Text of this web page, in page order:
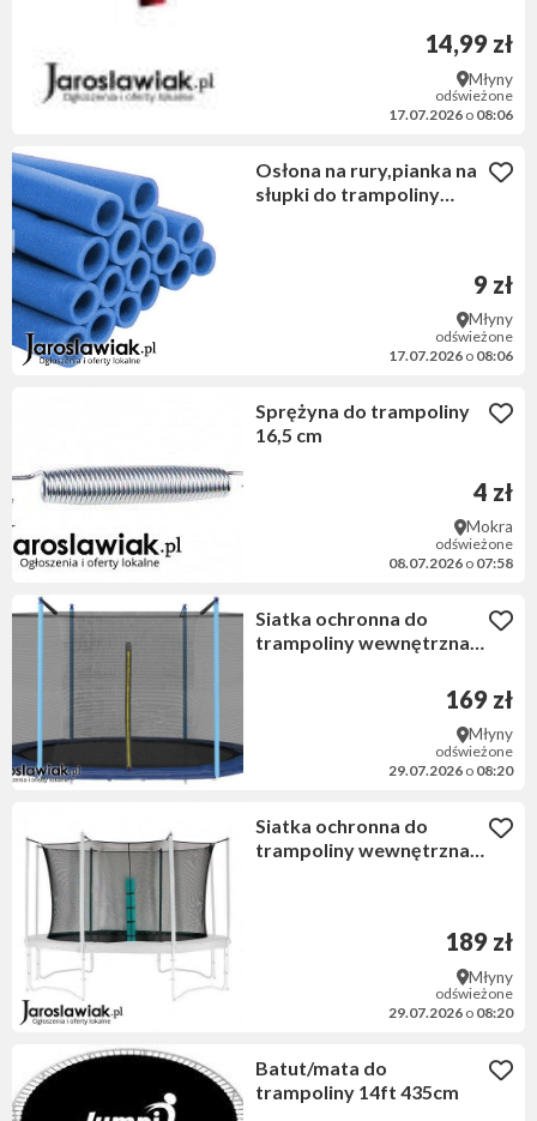
14,99 zł
Młyny
odświeżone
17.07.2026 o 08:06
Osłona na rury,pianka na
słupki do trampoliny
9 zł
Młyny
odświeżone
17.07.2026 o 08:06
Sprężyna do trampoliny
16,5 cm
4 zł
Mokra
odświeżone
08.07.2026 o 07:58
Siatka ochronna do
trampoliny wewnętrzna
169 zł
Młyny
odświeżone
29.07.2026 o 08:20
Siatka ochronna do
trampoliny wewnętrzna
189 zł
Młyny
odświeżone
29.07.2026 o 08:20
Batut/mata do
trampoliny 14ft 435cm